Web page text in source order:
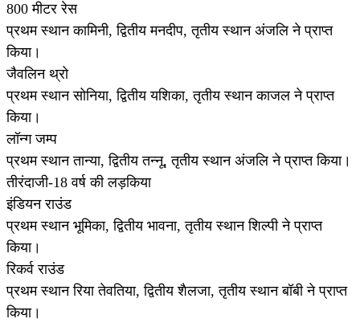
800 मीटर रेस
प्रथम स्थान कामिनी, द्वितीय मनदीप, तृतीय स्थान अंजलि ने प्राप्त
किया।
जैवलिन थ्रो
प्रथम स्थान सोनिया, द्वितीय यशिका, तृतीय स्थान काजल ने प्राप्त
किया।
लॉन्ग जम्प
प्रथम स्थान तान्या, द्वितीय तन्नू, तृतीय स्थान अंजलि ने प्राप्त किया।
तीरंदाजी-18 वर्ष की लड़किया
इंडियन राउंड
प्रथम स्थान भूमिका, द्वितीय भावना, तृतीय स्थान शिल्पी ने प्राप्त
किया।
रिकर्व राउंड
प्रथम स्थान रिया तेवतिया, द्वितीय शैलजा, तृतीय स्थान बॉबी ने प्राप्त
किया।